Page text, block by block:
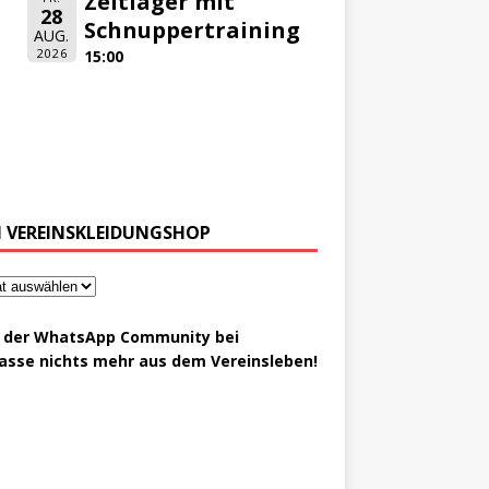
28
AUG.
2026
Schnuppertraining
15:00
WhatsApp Community bei
nichts mehr aus dem Vereinsleben!